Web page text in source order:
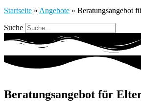
Startseite » Angebote » Beratungsangebot
Suche
Beratungsangebot für